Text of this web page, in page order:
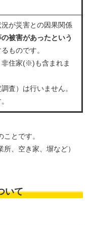
が災害との因果関係
被害があったという
ものです。
住家(※)も含まれま
査）は行いません。
とです。
、空き家、塀など）
いて